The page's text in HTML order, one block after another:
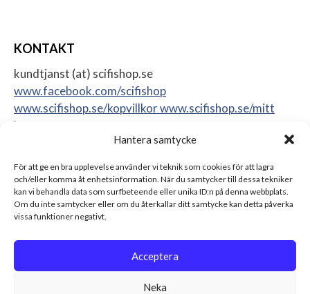
Hantera samtycke
För att ge en bra upplevelse använder vi teknik som cookies för att lagra
och/eller komma åt enhetsinformation. När du samtycker till dessa tekniker
kan vi behandla data som surfbeteende eller unika ID:n på denna webbplats.
Om du inte samtycker eller om du återkallar ditt samtycke kan detta påverka
vissa funktioner negativt.
Acceptera
Neka
KONTAKT
kundtjanst (at) scifishop.se
www.facebook.com/scifishop
www.scifishop.se/kopvillkorwww.scifishop.se/mitt
konto
17562 Järfälla
Sweden